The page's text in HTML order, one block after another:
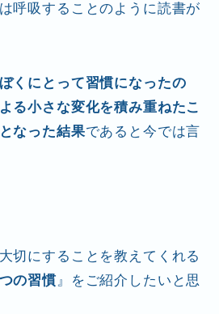
呼吸することのように読書が
くにとって習慣になったの
る小さな変化を積み重ねたこ
なった結果であると今では言
切にすることを教えてくれる
の習慣』をご紹介したいと思